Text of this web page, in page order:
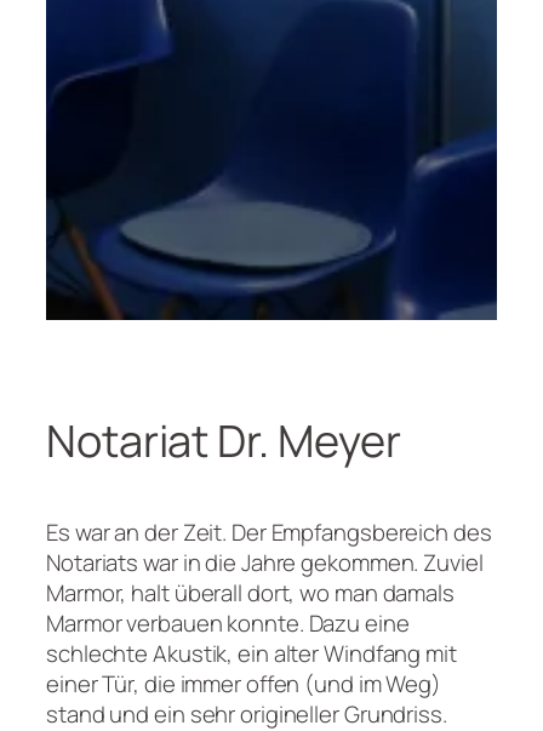
Notariat Dr. Meyer
Es war an der Zeit. Der Empfangsbereich des
Notariats war in die Jahre gekommen. Zuviel
Marmor, halt überall dort, wo man damals
Marmor verbauen konnte. Dazu eine
schlechte Akustik, ein alter Windfang mit
einer Tür, die immer offen (und im Weg)
stand und ein sehr origineller Grundriss.